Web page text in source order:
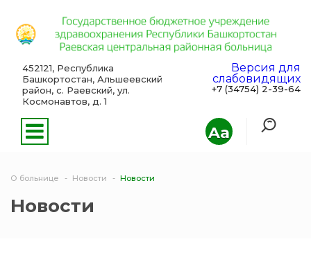
Aa
452121, Республика
Башкортостан, Альшеевский
район, с. Раевский, ул.
Космонавтов, д. 1
Версия для
слабовидящих
+7 (34754) 2-39-64
О больнице Новости Новости
Новости